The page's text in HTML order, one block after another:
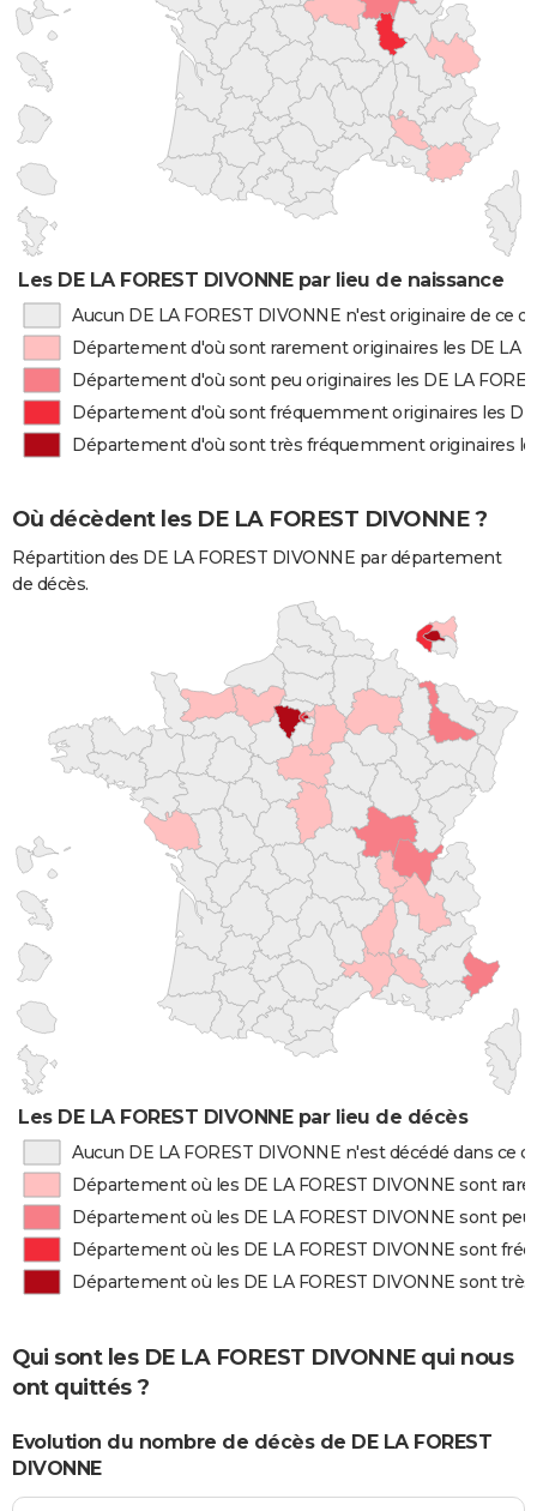
Les DE LA FOREST DIVONNE par lieu de naissance
Aucun DE LA FOREST DIVONNE n'est originaire de ce
Département d'où sont rarement originaires les DE LA
Département d'où sont peu originaires les DE LA
Département d'où sont fréquemment originaires les DE
Département d'où sont très fréquemment originaires
Où décèdent les DE LA FOREST DIVONNE ?
Répartition des DE LA FOREST DIVONNE par département
de décès.
Les DE LA FOREST DIVONNE par lieu de décès
Aucun DE LA FOREST DIVONNE n'est décédé dans ce
Département où les DE LA FOREST DIVONNE sont
Département où les DE LA FOREST DIVONNE sont peu
Département où les DE LA FOREST DIVONNE sont
Département où les DE LA FOREST DIVONNE sont
Qui sont les DE LA FOREST DIVONNE qui nous
ont quittés ?
Evolution du nombre de décès de DE LA FOREST
DIVONNE